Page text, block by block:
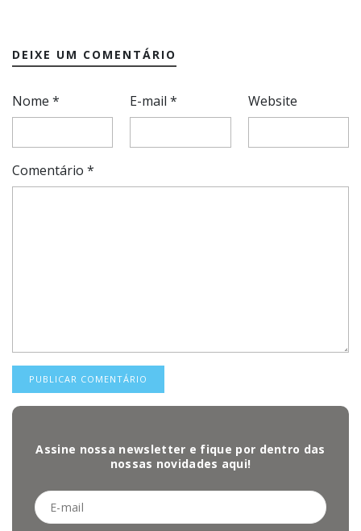
DEIXE UM COMENTÁRIO
Nome * E-mail* Website
Comentário *
Assine nossa newsletter e fique por dentro das
nossas novidades aqui!